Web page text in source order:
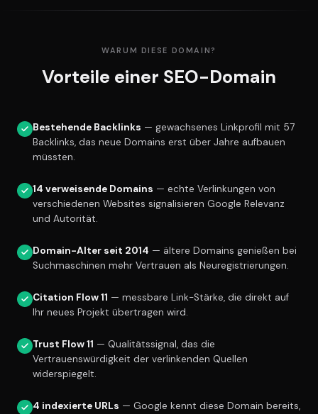
WARUM DIESE DOMAIN?
Vorteile einer SEO-Domain
Bestehende Backlinks — gewachsenes Linkprofil mit 57
Backlinks, das neue Domains erst über Jahre aufbauen
müssten.
14 verweisende Domains — echte Verlinkungen von
verschiedenen Websites signalisieren Google Relevanz
und Autorität.
Domain-Alter seit 2014 — ältere Domains genießen bei
Suchmaschinen mehr Vertrauen als Neuregistrierungen.
Citation Flow 11 — messbare Link-Stärke, die direkt auf
Ihr neues Projekt übertragen wird.
Trust Flow 11 — Qualitätssignal, das die
Vertrauenswürdigkeit der verlinkenden Quellen
widerspiegelt.
4 indexierte URLs — Google kennt diese Domain bereits,